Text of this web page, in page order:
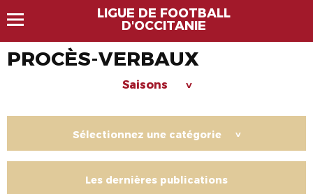
LIGUE DE FOOTBALL
D'OCCITANIE
PROCÈS-VERBAUX
Saisons >
Sélectionnez une catégorie >
Les dernières publications